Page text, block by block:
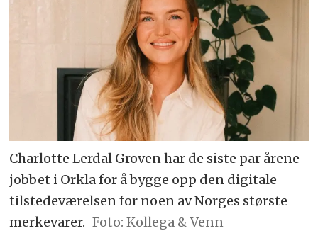
Charlotte Lerdal Groven har de siste par årene
jobbet i Orkla for å bygge opp den digitale
tilstedeværelsen for noen av Norges største
merkevarer. Foto: Kollega & Venn